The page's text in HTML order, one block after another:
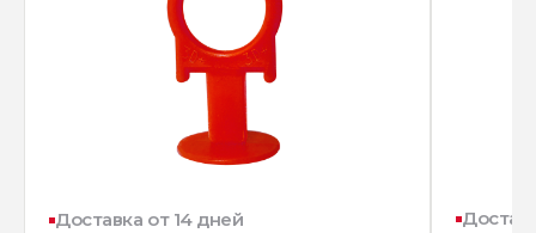
Доставка от 14 дней